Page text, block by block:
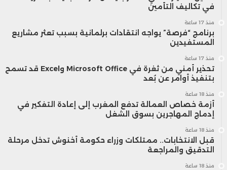
في تكاليف التأمين
منذ 17 ساعة
برنامج “فرصة” يواجه انتقادات برلمانية بسبب تعثر مشاريع
المستفيدين
منذ 17 ساعة
تحذير أمني من ثغرة في Microsoft Office وExcel قد تسمح
بتنفيذ أوامر عن بُعد
منذ 18 ساعة
أزمة خصاص العمالة تدفع المغرب إلى إعادة التفكير في
إدماج المهاجرين بسوق الشغل
منذ 18 ساعة
قبل الانتخابات.. ممتلكات وزراء حكومة أخنوش تدخل مرحلة
التدقيق والمراجعة
منذ 18 ساعة